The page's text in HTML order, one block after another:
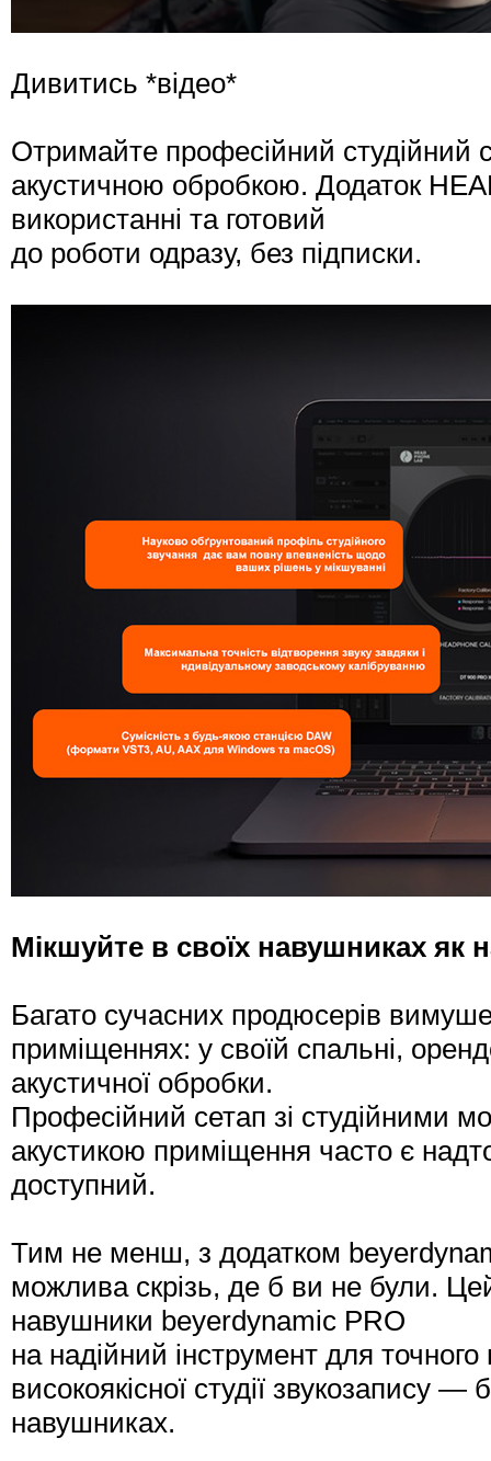
Дивитись *відео*
Отримайте професійний студійний
акустичною обробкою. Додаток
використанні та готовий
до роботи одразу, без підписки.
Мікшуйте в своїх навушниках як
Багато сучасних продюсерів
приміщеннях: у своїй спальні,
акустичної обробки.
Професійний сетап зі студійними
акустикою приміщення часто є
доступний.
Тим не менш, з додатком
можлива скрізь, де б ви не були.
навушники beyerdynamic PRO
на надійний інструмент для точного
високоякісної студії звукозапису
навушниках.